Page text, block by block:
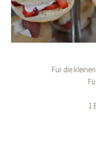
Für die
1